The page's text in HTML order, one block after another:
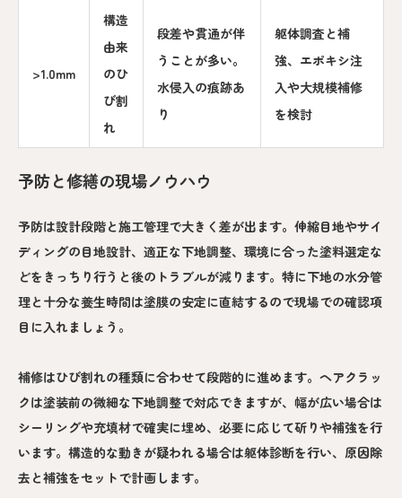
>1.0mm
構造
由来
のひ
び割
れ
段差や貫通が伴
うことが多い。
水侵入の痕跡あ
り
躯体調査と補
強、エポキシ注
入や大規模補修
を検討
予防と修繕の現場ノウハウ
予防は設計段階と施工管理で大きく差が出ます。伸縮目地やサイ
ディングの目地設計、適正な下地調整、環境に合った塗料選定な
どをきっちり行うと後のトラブルが減ります。特に下地の水分管
理と十分な養生時間は塗膜の安定に直結するので現場での確認項
目に入れましょう。
補修はひび割れの種類に合わせて段階的に進めます。ヘアクラッ
クは塗装前の微細な下地調整で対応できますが、幅が広い場合は
シーリングや充填材で確実に埋め、必要に応じて斫りや補強を行
います。構造的な動きが疑われる場合は躯体診断を行い、原因除
去と補強をセットで計画します。